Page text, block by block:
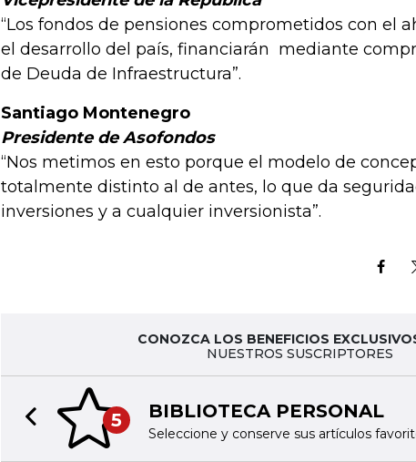
“Los fondos de pensiones comprometidos con el
el desarrollo del país, financiarán mediante
de Deuda de Infraestructura”.
Santiago Montenegro
Presidente de Asofondos
“Nos metimos en esto porque el modelo de
totalmente distinto al de antes, lo que da
inversiones y a cualquier inversionista”.
CONOZCA LOS BENEFICIOS
NUESTROS SUSCRIPTORES
5 BIBLIOTECA PERSONAL
Seleccione y conserve sus artículos
Previous slide